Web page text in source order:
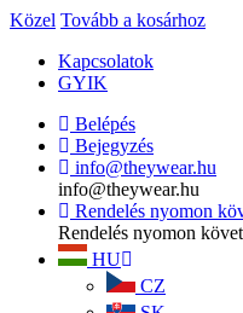
Közel Tovább a kosárhoz
Kapcsolatok
GYIK
Belépés
Bejegyzés
info@theywear.hu
info@theywear.hu
Rendelés nyomon
Rendelés nyomon
HU
CZ